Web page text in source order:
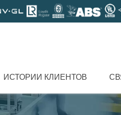
ИСТОРИИ КЛИЕНТОВ